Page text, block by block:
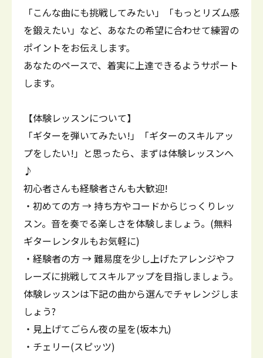
「こんな曲にも挑戦してみたい」「もっとリズム感
を鍛えたい」など、あなたの希望に合わせて練習の
ポイントをお伝えします。
あなたのペースで、着実に上達できるようサポート
します。
【体験レッスンについて】
「ギターを弾いてみたい!」「ギターのスキルアッ
プをしたい!」と思ったら、まずは体験レッスンへ
♪
初心者さんも経験者さんも大歓迎!
・初めての方 → 持ち方やコードからじっくりレッ
スン。音を奏でる楽しさを体験しましょう。(無料
ギターレンタルもお気軽に)
・経験者の方 → 難易度を少し上げたアレンジやフ
レーズに挑戦してスキルアップを目指しましょう。
体験レッスンは下記の曲から選んでチャレンジしま
しょう?
・見上げてごらん夜の星を(坂本九)
・チェリー(スピッツ)